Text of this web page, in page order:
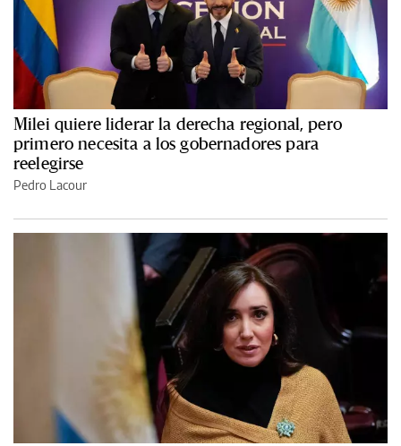
Milei quiere liderar la derecha regional, pero
primero necesita a los gobernadores para
reelegirse
Pedro Lacour